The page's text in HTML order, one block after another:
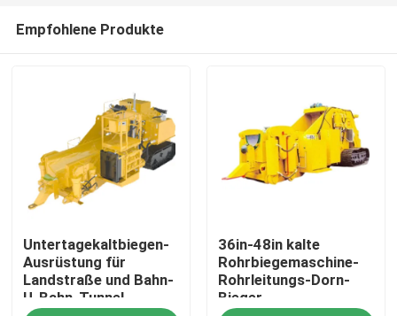
Haus
Empfohlene Produkte
Untertagekaltbiegen-
Ausrüstung für
Landstraße und Bahn-
U-Bahn-Tunnel
36in-48in kalte
Rohrbiegemaschine-
Rohrleitungs-Dorn-
Bieger